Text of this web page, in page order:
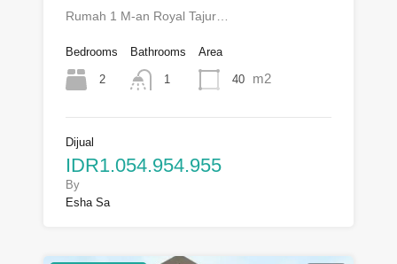
Rumah 1 M-an Royal Tajur…
Bedrooms
2
Bathrooms
1
Area
40 m2
Dijual
IDR1.054.954.955
By
Esha Sa